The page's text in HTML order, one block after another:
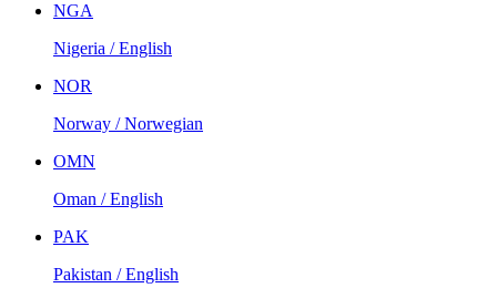
NGA
Nigeria / English
NOR
Norway / Norwegian
OMN
Oman / English
PAK
Pakistan / English